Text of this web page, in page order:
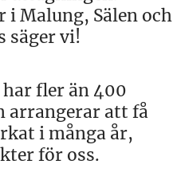
i Malung, Sälen och
säger vi!
fler än 400
arrangerar att få
i många år,
för oss.